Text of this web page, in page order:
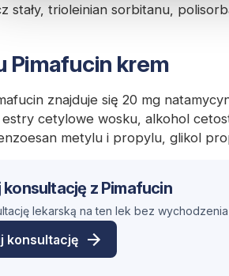
stały, trioleinian sorbitanu,
Pimafucin krem
znajduje się 20 mg
cetylowe wosku, alkohol
metylu i propylu, glikol
z Pimafucin
lekarską na ten lek bez
konsultację